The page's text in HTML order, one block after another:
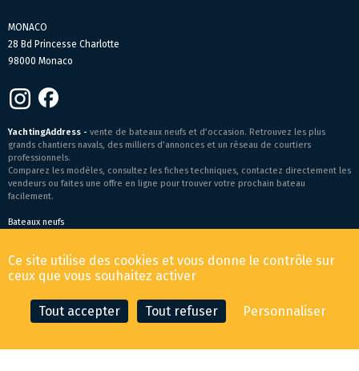
CONTACTER LE COURTIER FAIRE UNE OFFRE
MONACO
28 Bd Princesse Charlotte
98000 Monaco
YachtingAddress - vente de bateaux neufs et d’occasion. Retrouvez les plus
grands chantiers navals, des milliers d’annonces et un réseau de courtiers
professionnels.
Comparez les modèles, consultez les fiches techniques, contactez directement les
vendeurs ou faites une offre en ligne pour trouver votre prochain bateau
facilement.
Bateaux neufs
© 2026 YachtingAddress.com
Ce site utilise des cookies et vous donne le contrôle sur
ceux que vous souhaitez activer
Tout accepter Tout refuser Personnaliser